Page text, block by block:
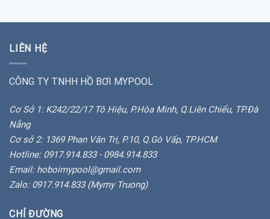
LIÊN HỆ
CÔNG TY TNHH HỒ BƠI MYPOOL
Cơ Sở 1: K242/22/17 Tô Hiệu, P.Hòa Minh, Q.Liên Chiểu, TP.Đà
Nẵng
Cơ sở 2: 1369 Phan Văn Trị, P.10, Q.Gò Vấp, TP.HCM
Hotline: 0917.914.833 - 0984.914.833
Email: hoboimypool@gmail.com
Zalo: 0917.914.833 (Mymy Truong)
CHỈ ĐƯỜNG